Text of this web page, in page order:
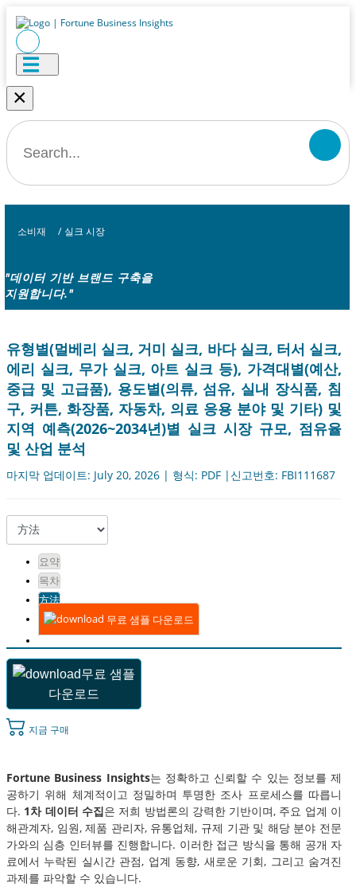
×
소비재 / 실크 시장
"데이터 기반 브랜드 구축을
지원합니다."
유형별(멀베리 실크, 거미 실크, 바다 실크, 터서 실크,
에리 실크, 무가 실크, 아트 실크 등), 가격대별(예산,
중급 및 고급품), 용도별(의류, 섬유, 실내 장식품, 침
구, 커튼, 화장품, 자동차, 의료 응용 분야 및 기타) 및
지역 예측(2026~2034년)별 실크 시장 규모, 점유율
및 산업 분석
마지막 업데이트: July 20, 2026 | 형식: PDF |신고번호: FBI111687
요약
목차
方法
무료 샘플 다운로드
무료 샘플
다운로드
지금 구매
Fortune Business Insights는 정확하고 신뢰할 수 있는 정보를 제
공하기 위해 체계적이고 정밀하며 투명한 조사 프로세스를 따릅니
다. 1차 데이터 수집은 저희 방법론의 강력한 기반이며, 주요 업계 이
해관계자, 임원, 제품 관리자, 유통업체, 규제 기관 및 해당 분야 전문
가와의 심층 인터뷰를 진행합니다. 이러한 접근 방식을 통해 공개 자
료에서 누락된 실시간 관점, 업계 동향, 새로운 기회, 그리고 숨겨진
과제를 파악할 수 있습니다.